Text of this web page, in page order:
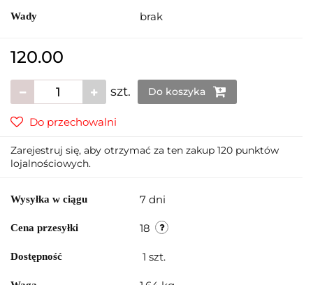
Wady brak
120.00
szt. Do koszyka
Do przechowalni
Zarejestruj się, aby otrzymać za ten zakup 120 punktów
lojalnościowych.
Wysyłka w ciągu 7 dni
Cena przesyłki 18
Dostępność 1 szt.